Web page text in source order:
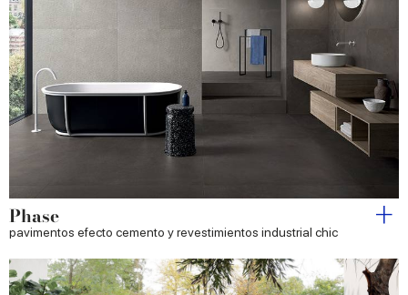
Phase
pavimentos efecto cemento y revestimientos industrial chic